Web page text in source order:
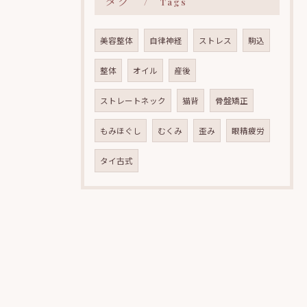
美容整体 自律神経 ストレス 駒込
整体 オイル 産後
ストレートネック 猫背 骨盤矯正
もみほぐし むくみ 歪み 眼精疲労
タイ古式